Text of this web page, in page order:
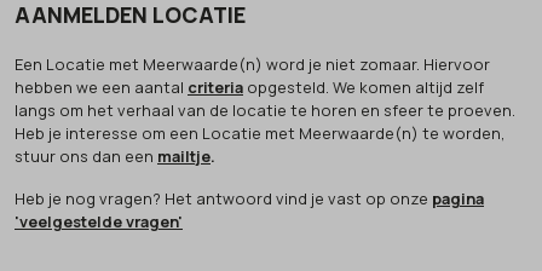
AANMELDEN LOCATIE
Een Locatie met Meerwaarde(n) word je niet zomaar. Hiervoor
hebben we een aantal criteria opgesteld. We komen altijd zelf
langs om het verhaal van de locatie te horen en sfeer te proeven.
Heb je interesse om een Locatie met Meerwaarde(n) te worden,
stuur ons dan een mailtje.
Heb je nog vragen? Het antwoord vind je vast op onze pagina
'veelgestelde vragen'